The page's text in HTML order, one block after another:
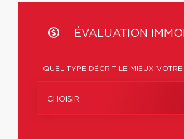
ÉVALUATION
QUEL TYPE DÉCRIT LE MIEUX
CHOISIR